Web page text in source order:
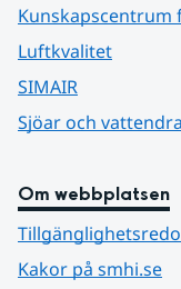
Kunskapscentrum
Luftkvalitet
SIMAIR
Sjöar och
Om webbplatsen
Kakor på smhi.se